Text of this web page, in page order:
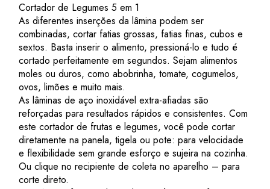
Cortador de Legumes 5 em 1
As diferentes inserções da lâmina podem ser
combinadas, cortar fatias grossas, fatias finas, cubos e
sextos. Basta inserir o alimento, pressioná-lo e tudo é
cortado perfeitamente em segundos. Sejam alimentos
moles ou duros, como abobrinha, tomate, cogumelos,
ovos, limões e muito mais.
As lâminas de aço inoxidável extra-afiadas são
reforçadas para resultados rápidos e consistentes. Com
este cortador de frutas e legumes, você pode cortar
diretamente na panela, tigela ou pote: para velocidade
e flexibilidade sem grande esforço e sujeira na cozinha.
Ou clique no recipiente de coleta no aparelho – para
corte direto.